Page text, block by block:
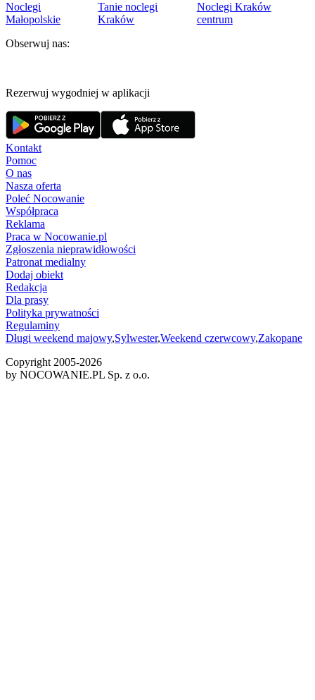
Noclegi
Małopolskie
Tanie noclegi
Kraków
Noclegi Kraków
centrum
Obserwuj nas:
Rezerwuj wygodniej w aplikacji
Kontakt
Pomoc
O nas
Nasza oferta
Poleć Nocowanie
Współpraca
Reklama
Praca w Nocowanie.pl
Zgłoszenia nieprawidłowości
Patronat medialny
Dodaj obiekt
Redakcja
Dla prasy
Polityka prywatności
Regulaminy
Długi weekend majowy,Sylwester,Weekend czerwcowy,Zakopane
Copyright 2005-2026
by NOCOWANIE.PL Sp. z o.o.